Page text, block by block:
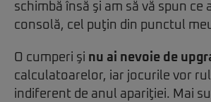
schimbă însă şi am să vă spun ce
consolă, cel puţin din punctul
O cumperi şi nu ai nevoie de
calculatoarelor, iar jocurile vor
indiferent de anul apariţiei. Mai